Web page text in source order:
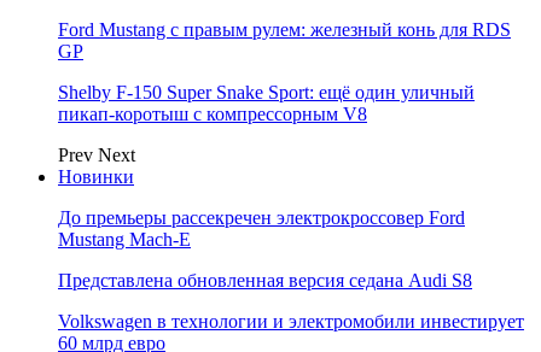
Ford Mustang с правым рулем: железный конь для RDS
GP
Shelby F-150 Super Snake Sport: ещё один уличный
пикап-коротыш с компрессорным V8
Prev Next
Новинки
До премьеры рассекречен электрокроссовер Ford
Mustang Mach-E
Представлена обновленная версия седана Audi S8
Volkswagen в технологии и электромобили инвестирует
60 млрд евро